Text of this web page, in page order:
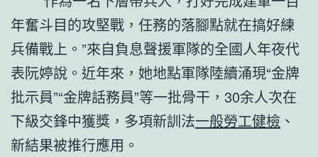
年奮斗目的攻堅戰，任務的落腳點就在搞好練
兵備戰上。”來自負息聲援軍隊的全國人年夜代
表阮婷說。近年來，她地點軍隊陸續涌現“金牌
批示員”“金牌話務員”等一批骨干，30余人次在
下級交鋒中獲獎，多項新訓法一般勞工健檢 、
新結果被推行應用。